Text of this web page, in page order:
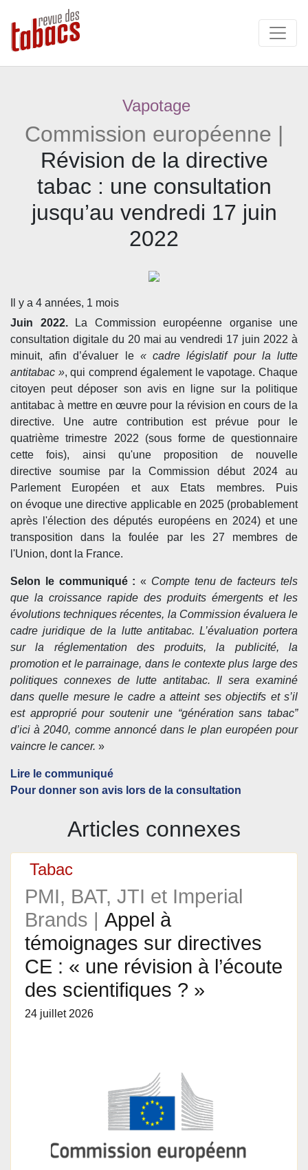
Vapotage
Commission européenne |
Révision de la directive
tabac : une consultation
jusqu’au vendredi 17 juin
2022
Il y a 4 années, 1 mois
Juin 2022.La Commission européenne organise une
consultation digitale du 20 mai au vendredi 17 juin 2022 à
minuit, afin d’évaluer le « cadre législatif pour la lutte
antitabac », qui comprend également le vapotage. Chaque
citoyen peut déposer son avis en ligne sur la politique
antitabac à mettre en œuvre pour la révision en cours de la
directive. Une autre contribution est prévue pour le
quatrième trimestre 2022 (sous forme de questionnaire
cette fois), ainsi qu'une proposition de nouvelle
directive soumise par la Commission début 2024 au
Parlement Européen et aux Etats membres. Puis
on évoque une directive applicable en 2025 (probablement
après l'élection des députés européens en 2024) et une
transposition dans la foulée par les 27 membres de
l'Union, dont la France.
Selon le communiqué : « Compte tenu de facteurs tels
que la croissance rapide des produits émergents et les
évolutions techniques récentes, la Commission évaluera le
cadre juridique de la lutte antitabac. L’évaluation portera
sur la réglementation des produits, la publicité, la
promotion et le parrainage, dans le contexte plus large des
politiques connexes de lutte antitabac. Il sera examiné
dans quelle mesure le cadre a atteint ses objectifs et s’il
est approprié pour soutenir une “génération sans tabac”
d’ici à 2040, comme annoncé dans le plan européen pour
vaincre le cancer. »
Lire le communiqué
Pour donner son avis lors de la consultation
Articles connexes
Tabac
PMI, BAT, JTI et Imperial
Brands | Appel à
témoignages sur directives
CE : « une révision à l’écoute
des scientifiques ? »
24 juillet 2026